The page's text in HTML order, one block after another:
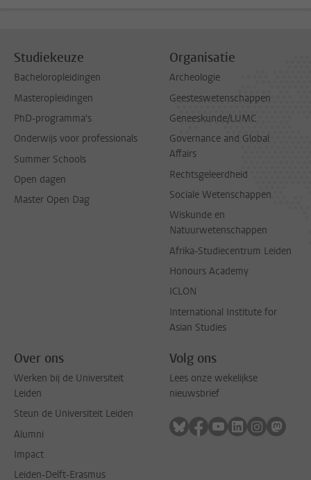
Studiekeuze
Bacheloropleidingen
Masteropleidingen
PhD-programma's
Onderwijs voor professionals
Summer Schools
Open dagen
Master Open Dag
Organisatie
Archeologie
Geesteswetenschappen
Geneeskunde/LUMC
Governance and Global
Affairs
Rechtsgeleerdheid
Sociale Wetenschappen
Wiskunde en
Natuurwetenschappen
Afrika-Studiecentrum Leiden
Honours Academy
ICLON
International Institute for
Asian Studies
Over ons
Werken bij de Universiteit
Leiden
Steun de Universiteit Leiden
Alumni
Impact
Leiden-Delft-Erasmus
Volg ons
Lees onze wekelijkse
nieuwsbrief
Volg ons op bluesky
Volg ons op facebook
Volg ons op
Volg ons op
Volg ons
Volg